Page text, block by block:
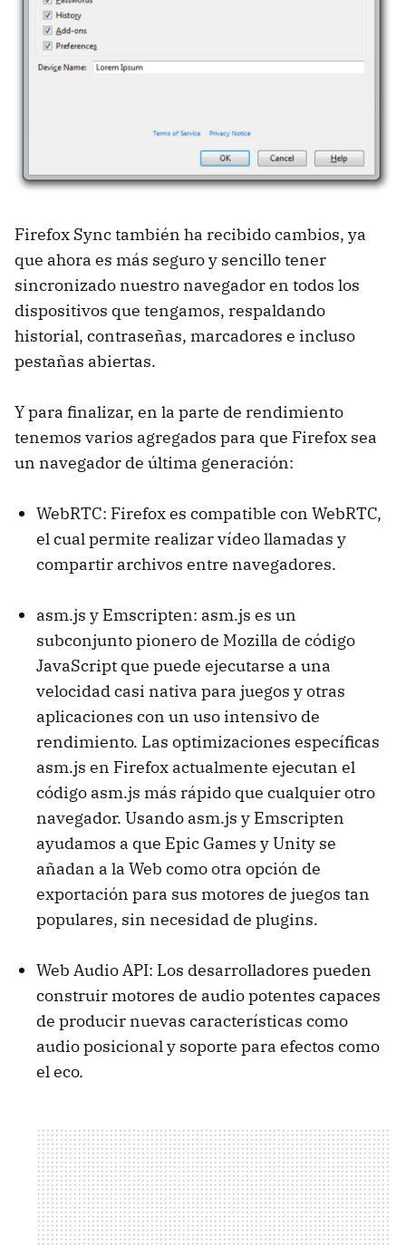
Firefox Sync también ha recibido cambios, ya
que ahora es más seguro y sencillo tener
sincronizado nuestro navegador en todos los
dispositivos que tengamos, respaldando
historial, contraseñas, marcadores e incluso
pestañas abiertas.
Y para finalizar, en la parte de rendimiento
tenemos varios agregados para que Firefox sea
un navegador de última generación:
WebRTC: Firefox es compatible con WebRTC,
el cual permite realizar vídeo llamadas y
compartir archivos entre navegadores.
asm.js y Emscripten: asm.js es un
subconjunto pionero de Mozilla de código
JavaScript que puede ejecutarse a una
velocidad casi nativa para juegos y otras
aplicaciones con un uso intensivo de
rendimiento. Las optimizaciones específicas
asm.js en Firefox actualmente ejecutan el
código asm.js más rápido que cualquier otro
navegador. Usando asm.js y Emscripten
ayudamos a que Epic Games y Unity se
añadan a la Web como otra opción de
exportación para sus motores de juegos tan
populares, sin necesidad de plugins.
Web Audio API: Los desarrolladores pueden
construir motores de audio potentes capaces
de producir nuevas características como
audio posicional y soporte para efectos como
el eco.